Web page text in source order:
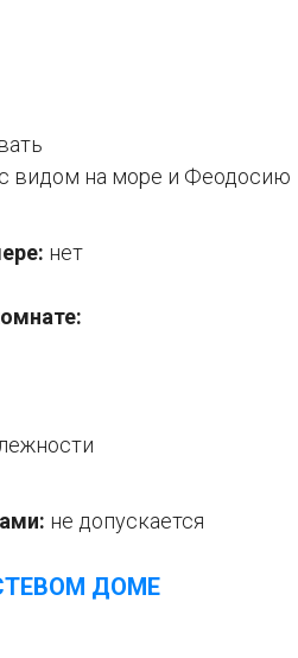
видом на море и Феодосию
нет
не допускается
ДОМЕ